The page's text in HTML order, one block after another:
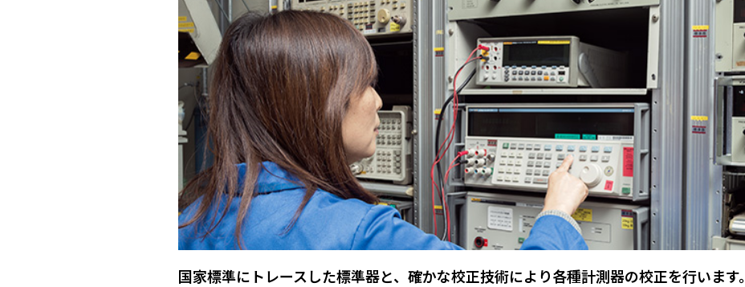
国家標準にトレースした標準器と、確かな校正技術により各種計測器の校正を行います。